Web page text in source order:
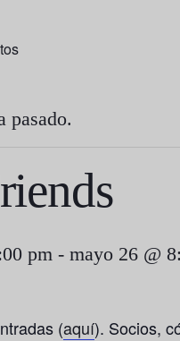
pasado.
pm - mayo 26 @
(aquí). Socios,